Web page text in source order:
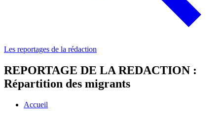
Les reportages de la rédaction
REPORTAGE DE LA REDACTION :
Répartition des migrants
Accueil